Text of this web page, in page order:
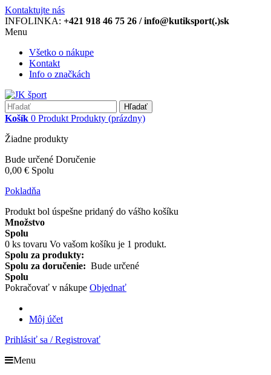
Kontaktujte nás
INFOLINKA: +421 918 46 75 26 / info@kutiksport(.)sk
Menu
Všetko o nákupe
Kontakt
Info o značkách
Hľadať
Košík 0 Produkt Produkty (prázdny)
Žiadne produkty
Bude určené Doručenie
0,00 € Spolu
Pokladňa
Produkt bol úspešne pridaný do vášho košíku
Množstvo
Spolu
0 ks tovaru Vo vašom košíku je 1 produkt.
Spolu za produkty:
Spolu za doručenie: Bude určené
Spolu
Pokračovať v nákupe Objednať
Môj účet
Prihlásiť sa / Registrovať
Menu